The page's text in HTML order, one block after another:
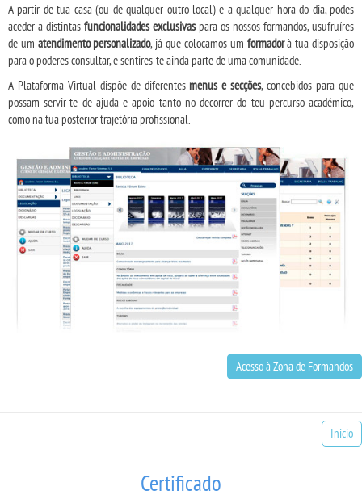
A partir de tua casa (ou de qualquer outro local) e a qualquer hora do dia, podes
aceder a distintas funcionalidades exclusivaspara os nossos formandos, usufruíres
de um atendimento personalizado, já que colocamos um formadorà tua disposição
para o poderes consultar, e sentires-te ainda parte de uma comunidade.
A Plataforma Virtual dispõe de diferentes menus e secções, concebidos para que
possam servir-te de ajuda e apoio tanto no decorrer do teu percurso académico,
como na tua posterior trajetória profissional.
Acesso à Zona de Formandos
Inicio
Certificado